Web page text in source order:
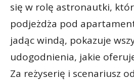
się w rolę astronautki,
podjeżdża pod
jadąc windą, pokazuje
udogodnienia, jakie
Za reżyserię i scenariusz